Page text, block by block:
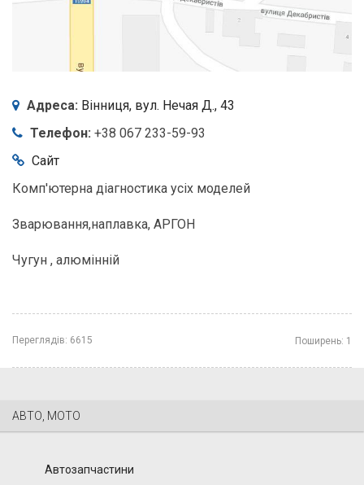
Адреса: Вінниця, вул. Нечая Д., 43
Телефон: +38 067 233-59-93
Сайт
Комп'ютерна діагностика усіх моделей
Зварювання,наплавка, АРГОН
Чугун , алюмінній
Переглядів: 6615 Поширень: 1
АВТО, МОТО
Автозапчастини